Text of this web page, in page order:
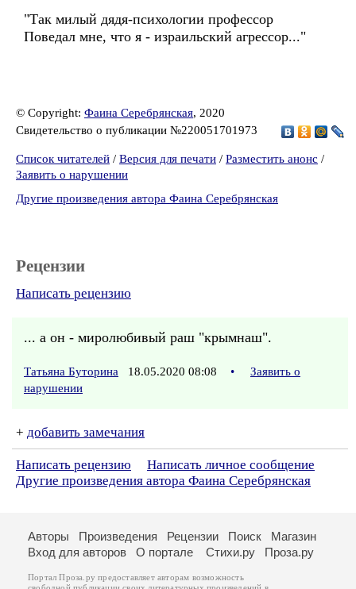
"Так милый дядя-психологии профессор
Поведал мне, что я - израильский агрессор..."
© Copyright: Фаина Серебрянская, 2020
Свидетельство о публикации №220051701973
Список читателей / Версия для печати / Разместить анонс /
Заявить о нарушении
Другие произведения автора Фаина Серебрянская
Рецензии
Написать рецензию
... а он - миролюбивый раш "крымнаш".
Татьяна Буторина 18.05.2020 08:08 •
Заявить о
нарушении
+ добавить замечания
Написать рецензию
Написать личное сообщение
Другие произведения автора Фаина Серебрянская
Авторы Произведения Рецензии Поиск
Магазин
Вход для авторов
О портале Стихи.ру Проза.ру
Портал Проза.ру предоставляет авторам возможность